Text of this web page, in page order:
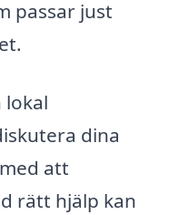
passar just
lokal
dina
att
rätt hjälp kan